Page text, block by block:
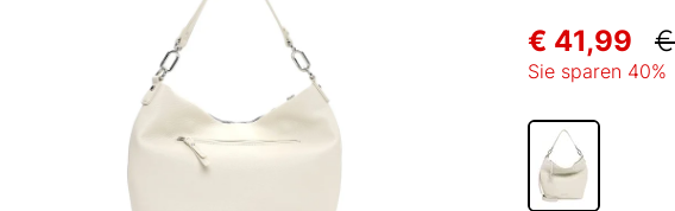
€ 41,99
Sie sparen 40%